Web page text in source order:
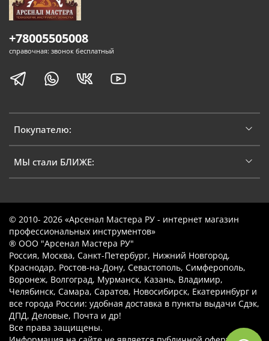
Покупателю:
МЫ стали БЛИЖЕ:
+78005505008
справочная: звонок бесплатный
© 2010- 2026 «Арсенал Мастера РУ - интернет магазин
профессиональных инструментов»
® ООО "Арсенал Мастера РУ"
Россия, Москва, Санкт-Петербург, Нижний Новгород,
Краснодар, Ростов-на-Дону, Севастополь, Симферополь,
Воронеж, Волгоград, Мурманск, Казань, Владимир,
Челябинск, Самара, Саратов, Новосибирск, Екатеринбург и
все города России: удобная доставка в пункты выдачи Сдэк,
ДПД, Деловые, Почта и др!
Все права защищены.